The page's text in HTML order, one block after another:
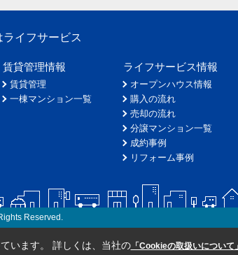
イフサービス
賃貸管理情報
賃貸管理
一棟マンション一覧
ライフサービス情報
オープンハウス情報
購入の流れ
売却の流れ
分譲マンション一覧
成約事例
リフォーム事例
Reserved.
います。 詳しくは、当社の「Cookieの取扱いについて」